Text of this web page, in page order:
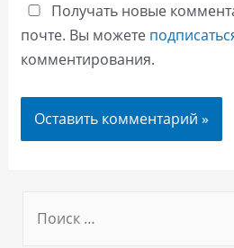
Получать новые
почте. Вы можете
комментирования.